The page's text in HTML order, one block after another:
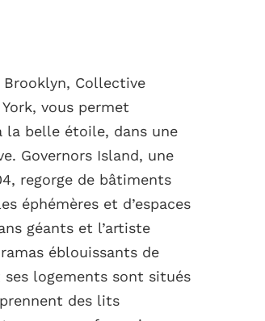
Collective
vous permet
belle étoile, dans une
Governors Island, une
regorge de bâtiments
éphémères et d’espaces
géants et l’artiste
éblouissants de
logements sont situés
des lits